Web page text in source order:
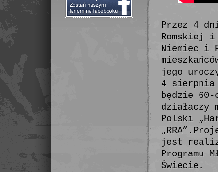
Przez 4
Romskiej
Niemiec i
jego
4 sierpnia
będzie 60-
działaczy
Polski
jest
Programu
Świecie.